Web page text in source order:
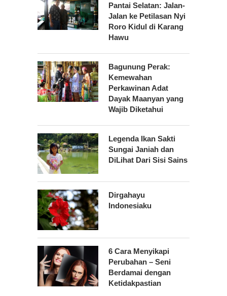
Pantai Selatan: Jalan-
Jalan ke Petilasan Nyi
Roro Kidul di Karang
Hawu
Bagunung Perak:
Kemewahan
Perkawinan Adat
Dayak Maanyan yang
Wajib Diketahui
Legenda Ikan Sakti
Sungai Janiah dan
DiLihat Dari Sisi Sains
Dirgahayu
Indonesiaku
6 Cara Menyikapi
Perubahan – Seni
Berdamai dengan
Ketidakpastian